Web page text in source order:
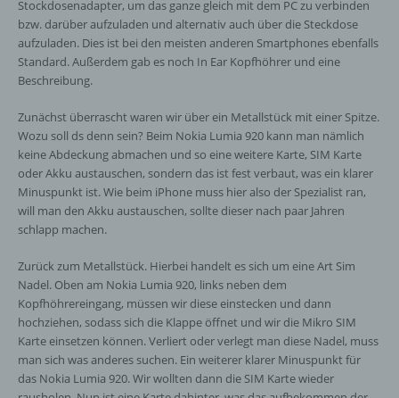
Stockdosenadapter, um das ganze gleich mit dem PC zu verbinden
bzw. darüber aufzuladen und alternativ auch über die Steckdose
aufzuladen. Dies ist bei den meisten anderen Smartphones ebenfalls
Standard. Außerdem gab es noch In Ear Kopfhöhrer und eine
Beschreibung.
Zunächst überrascht waren wir über ein Metallstück mit einer Spitze.
Wozu soll ds denn sein? Beim Nokia Lumia 920 kann man nämlich
keine Abdeckung abmachen und so eine weitere Karte, SIM Karte
oder Akku austauschen, sondern das ist fest verbaut, was ein klarer
Minuspunkt ist. Wie beim iPhone muss hier also der Spezialist ran,
will man den Akku austauschen, sollte dieser nach paar Jahren
schlapp machen.
Zurück zum Metallstück. Hierbei handelt es sich um eine Art Sim
Nadel. Oben am Nokia Lumia 920, links neben dem
Kopfhöhrereingang, müssen wir diese einstecken und dann
hochziehen, sodass sich die Klappe öffnet und wir die Mikro SIM
Karte einsetzen können. Verliert oder verlegt man diese Nadel, muss
man sich was anderes suchen. Ein weiterer klarer Minuspunkt für
das Nokia Lumia 920. Wir wollten dann die SIM Karte wieder